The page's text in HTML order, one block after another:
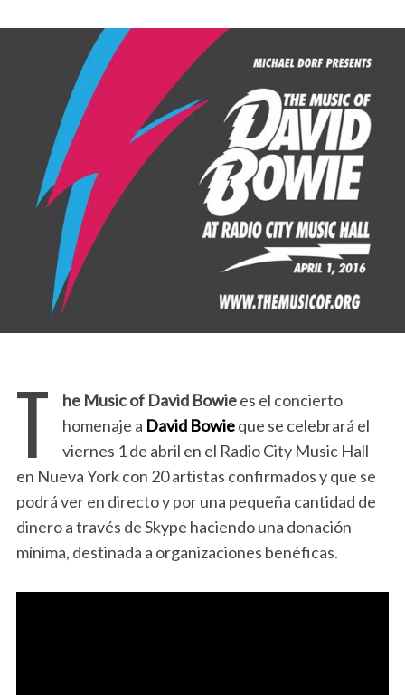
T he Music of David Bowiees el concierto
homenaje a David Bowieque se celebrará el
viernes 1 de abril en el Radio City Music Hall
en Nueva York con 20 artistas confirmados y que se
podrá ver en directo y por una pequeña cantidad de
dinero a través de Skype haciendo una donación
mínima, destinada a organizaciones benéficas.